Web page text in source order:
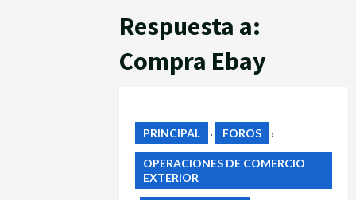
Respuesta a:
Compra Ebay
PRINCIPAL › FOROS ›
OPERACIONES DE COMERCIO
EXTERIOR